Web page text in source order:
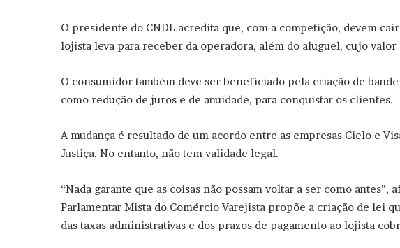
O presidente do CNDL acredita que, com a competição, devem
lojista leva para receber da operadora, além do aluguel, cujo valor
O consumidor também deve ser beneficiado pela criação de
como redução de juros e de anuidade, para conquistar os clientes.
A mudança é resultado de um acordo entre as empresas Cielo e
Justiça. No entanto, não tem validade legal.
“Nada garante que as coisas não possam voltar a ser como
Parlamentar Mista do Comércio Varejista propõe a criação de lei
das taxas administrativas e dos prazos de pagamento ao lojista